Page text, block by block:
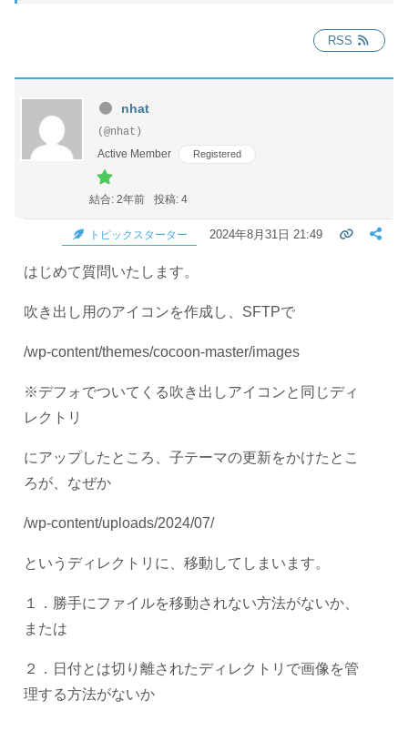
RSS
nhat
(@nhat)
Active Member
Registered
結合: 2年前 投稿: 4
トピックスターター 2024年8月31日 21:49
はじめて質問いたします。
吹き出し用のアイコンを作成し、SFTPで
/wp-content/themes/cocoon-master/images
※デフォでついてくる吹き出しアイコンと同じディ
レクトリ
にアップしたところ、子テーマの更新をかけたとこ
ろが、なぜか
/wp-content/uploads/2024/07/
というディレクトリに、移動してしまいます。
１．勝手にファイルを移動されない方法がないか、
または
２．日付とは切り離されたディレクトリで画像を管
理する方法がないか